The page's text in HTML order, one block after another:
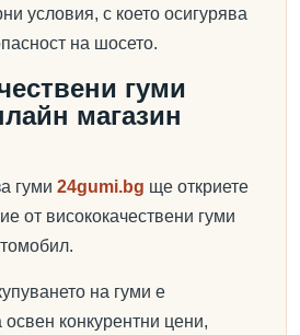
условия, с което осигурява
на шосето.
гуми
магазин
гуми 24gumi.bg ще откриете
от висококачествени гуми
на гуми е
освен конкурентни цени,